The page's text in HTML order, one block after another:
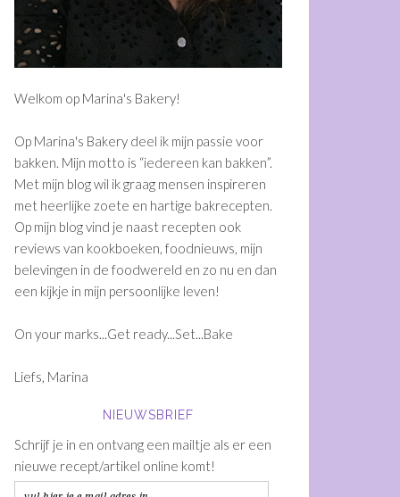
Welkom op Marina's Bakery!
Op Marina's Bakery deel ik mijn passie voor
bakken. Mijn motto is “iedereen kan bakken”.
Met mijn blog wil ik graag mensen inspireren
met heerlijke zoete en hartige bakrecepten.
Op mijn blog vind je naast recepten ook
reviews van kookboeken, foodnieuws, mijn
belevingen in de foodwereld en zo nu en dan
een kijkje in mijn persoonlijke leven!
On your marks...Get ready...Set...Bake
Liefs, Marina
NIEUWSBRIEF
Schrijf je in en ontvang een mailtje als er een
nieuwe recept/artikel online komt!
vul